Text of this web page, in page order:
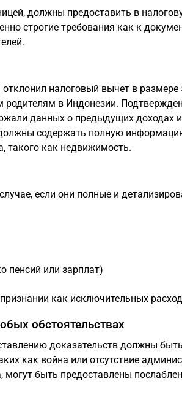
должны предоставить в
строгие требования как к
налоговый вычет в размере
в Индонезии.
данных о предыдущих доходах
содержать полную
такого как недвижимость.
если они полные и
пенсий или зарплат)
как исключительных
обстоятельствах
доказательств должны
как война или отсутствие
быть предоставлены